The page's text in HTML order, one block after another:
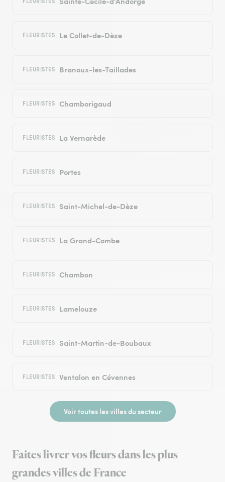
FLEURISTES Le Collet-de-Dèze
FLEURISTES Branoux-les-Taillades
FLEURISTES Chamborigaud
FLEURISTES La Vernarède
FLEURISTES Portes
FLEURISTES Saint-Michel-de-Dèze
FLEURISTES La Grand-Combe
FLEURISTES Chambon
FLEURISTES Lamelouze
FLEURISTES Saint-Martin-de-Boubaux
FLEURISTES Ventalon en Cévennes
Voir toutes les villes du secteur
Faites livrer vos fleurs dans les plus
grandes villes de France